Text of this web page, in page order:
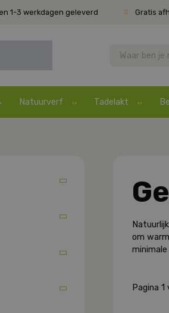
1-3 werkdagen geleverd Gratis
Natuurverf Tadelakt
om
Pagina 1